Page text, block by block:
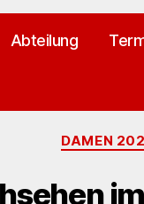
Abteilung
DAMEN